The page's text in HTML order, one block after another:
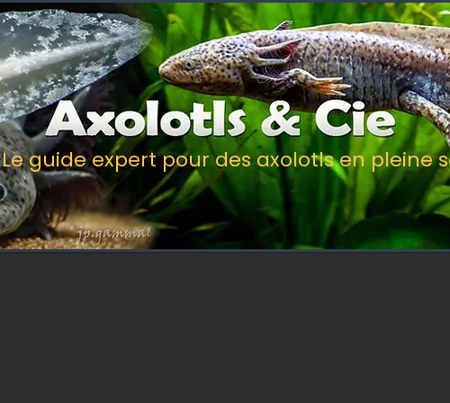
Le guide expert pour des axolotls en pleine